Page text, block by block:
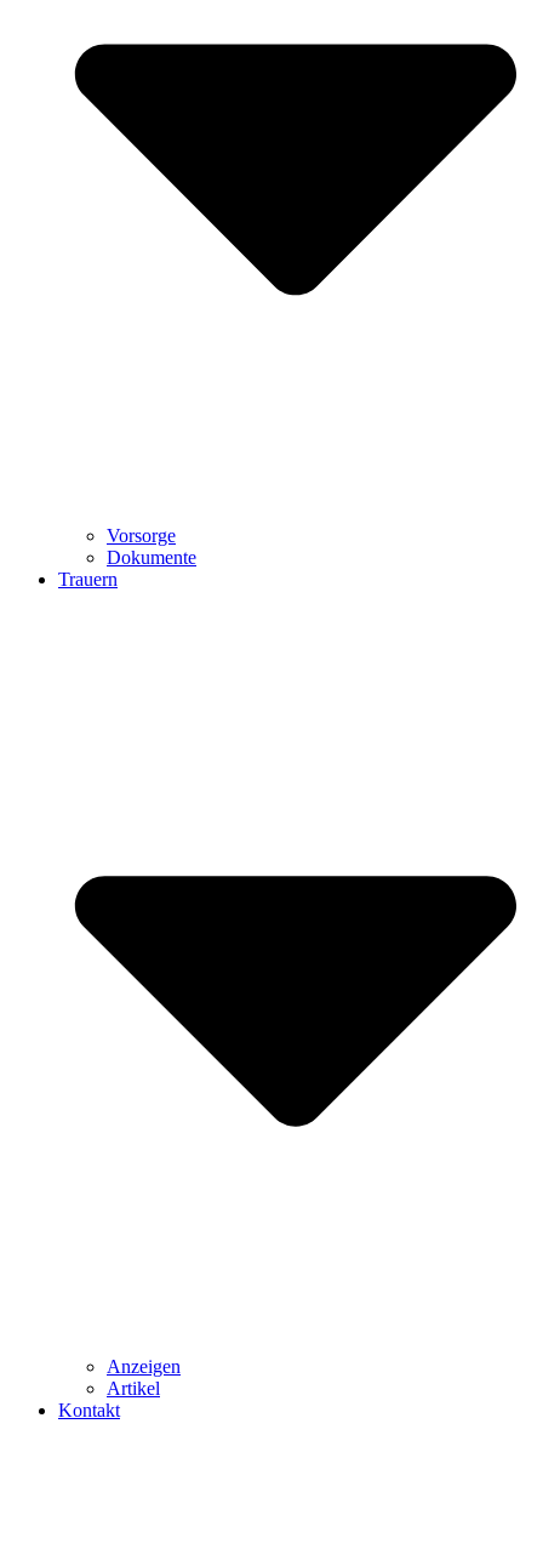
Vorsorge
Dokumente
Trauern
Anzeigen
Artikel
Kontakt